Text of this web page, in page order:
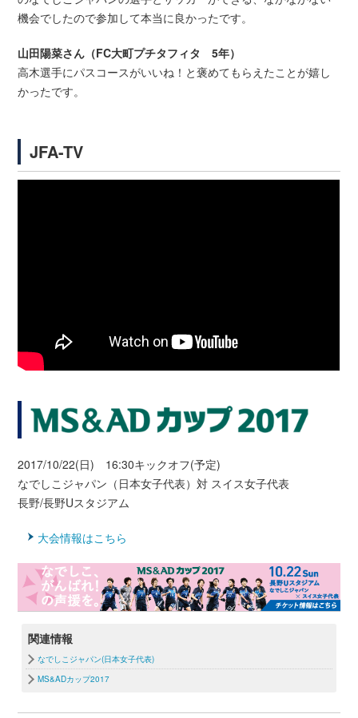
機会でしたので参加して本当に良かったです。
山田陽菜さん（FC大町プチタフィタ 5年）
高木選手にパスコースがいいね！と褒めてもらえたことが嬉し
かったです。
JFA-TV
2017/10/22(日) 16:30キックオフ(予定)
なでしこジャパン（日本女子代表）対 スイス女子代表
長野/長野Uスタジアム
大会情報はこちら
関連情報
なでしこジャパン(日本女子代表)
MS&ADカップ2017